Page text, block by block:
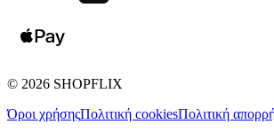
© 2026 SHOPFLIX
Όροι χρήσηςΠολιτική cookiesΠολιτική